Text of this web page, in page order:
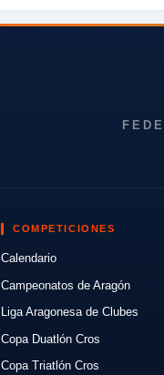
COMPETICIONES
Calendario
Campeonatos de Aragón
Liga Aragonesa de Clubes
Copa Duatlón Cros
Copa Triatlón Cros